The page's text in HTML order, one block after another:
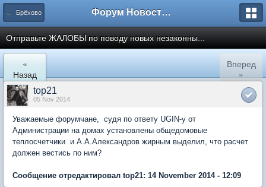
← Брёхово Форум Новостройки
Отправьте ЖАЛОБЫ по поводу новых незаконны...
«
Назад
Вперед
»
top21
05 Nov 2014
Уважаемые форумчане, судя по ответу UGIN-у от
Администрации на домах установлены общедомовые
теплосчетчики и А.А.Александров жирным выделил, что расчет
должен вестись по ним?
Сообщение отредактировал top21: 14 November 2014 - 12:09